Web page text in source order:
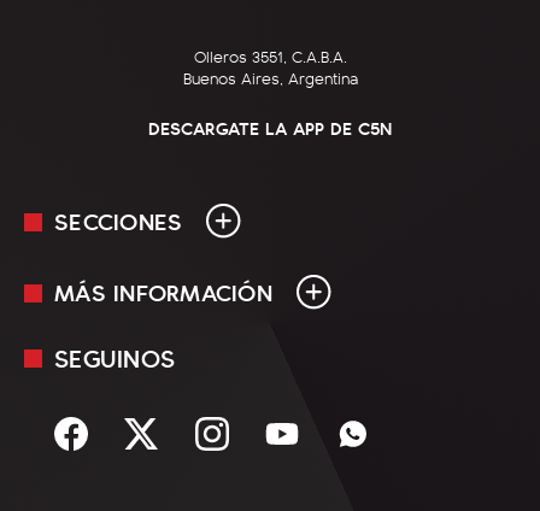
Olleros 3551, C.A.B.A.
Buenos Aires, Argentina
DESCARGATE LA APP DE C5N
SECCIONES
En Vivo
Sociedad
MÁS INFORMACIÓN
Mediakit
Términos y condiciones
SEGUINOS